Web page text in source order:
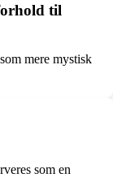
til
mere mystisk
som en